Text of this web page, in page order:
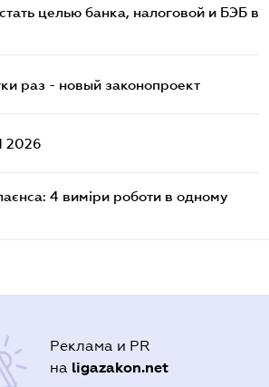
целью банка, налоговой и БЭБ в
раз - новый законопроект
2026
4 виміри роботи в одному
Реклама и PR
на ligazakon.net